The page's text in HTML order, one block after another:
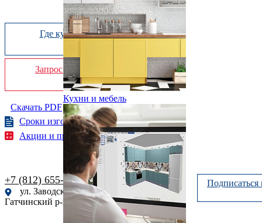
Кухни и мебель
Где купить
Запрос online
Скачать PDF
Сроки изготовления
Акции и предложения
+7 (812) 655-61-51
ул. Заводская, 9, корп. 2, г.п. Сиверский,
Гатчинский р-н, Ленинградская обл., Россия
Подписаться